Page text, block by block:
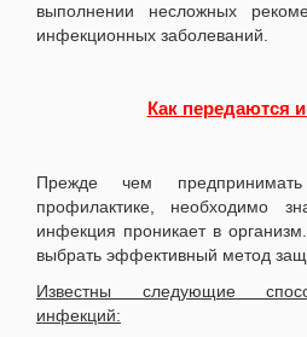
выполнении несложных
инфекционных заболеваний.
Как передаются
Прежде чем
профилактике, необходимо
инфекция проникает в
выбрать эффективный метод
Известны следующие
инфекций: